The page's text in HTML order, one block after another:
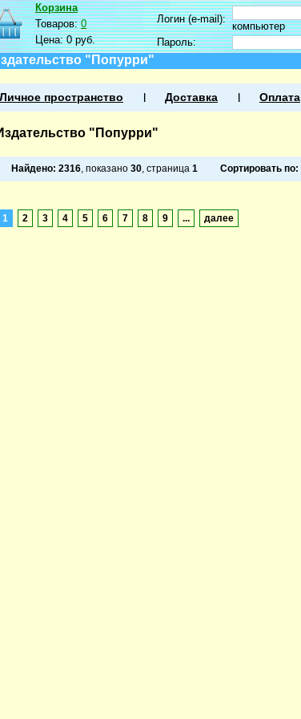
Корзина
Товаров:0
Цена:0 руб.
Логин (e-mail):
компьютер
Пароль:
"Попурри"
Личное пространство Доставка Оплата
"Попурри"
Найдено: 2316, показано 30, страница 1 Сортировать по:
1 2 3 4 5 6 7 8 9 ... далее